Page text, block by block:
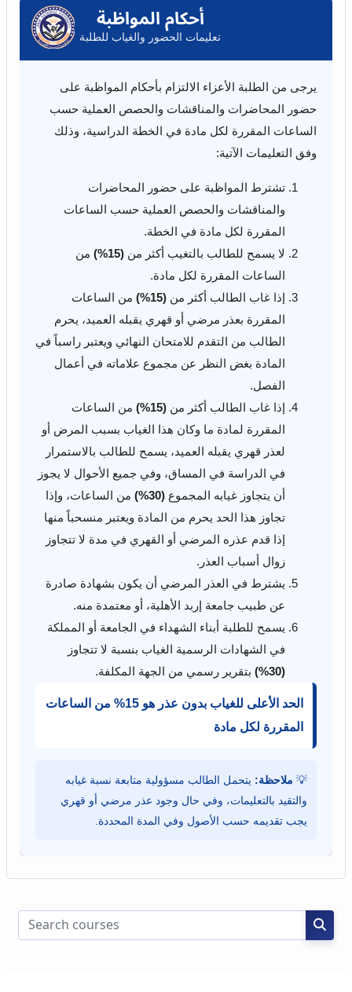
أحكام المواظبة
تعليمات الحضور والغياب للطلبة
يرجى من الطلبة الأعزاء الالتزام بأحكام المواظبة على
حضور المحاضرات والمناقشات والحصص العملية حسب
الساعات المقررة لكل مادة في الخطة الدراسية، وذلك
وفق التعليمات الآتية:
تشترط المواظبة على حضور المحاضرات
والمناقشات والحصص العملية حسب الساعات
المقررة لكل مادة في الخطة.
لا يسمح للطالب بالتغيب أكثر من (15%)
من
الساعات المقررة لكل مادة.
إذا غاب الطالب أكثر من (15%)
من الساعات
المقررة بعذر مرضي أو قهري يقبله العميد، يحرم
الطالب من التقدم للامتحان النهائي ويعتبر راسباً في
المادة بغض النظر عن مجموع علاماته في أعمال
الفصل.
إذا غاب الطالب أكثر من (15%)
من الساعات
المقررة لمادة ما وكان هذا الغياب بسبب المرض أو
لعذر قهري يقبله العميد، يسمح للطالب بالاستمرار
في الدراسة في المساق، وفي جميع الأحوال لا يجوز
أن يتجاوز غيابه المجموع (30%)
من الساعات، وإذا
تجاوز هذا الحد يحرم من المادة ويعتبر منسحباً منها
إذا قدم عذره المرضي أو القهري في مدة لا تتجاوز
زوال أسباب العذر.
يشترط في العذر المرضي أن يكون بشهادة صادرة
عن طبيب جامعة إربد الأهلية، أو معتمدة منه.
يسمح للطلبة أبناء الشهداء في الجامعة أو المملكة
في الشهادات الرسمية الغياب بنسبة لا تتجاوز
(30%)
بتقرير رسمي من الجهة المكلفة.
الحد الأعلى للغياب بدون عذر هو 15% من الساعات
المقررة لكل مادة
💡 ملاحظة: يتحمل الطالب مسؤولية متابعة نسبة غيابه
والتقيد بالتعليمات، وفي حال وجود عذر مرضي أو قهري
يجب تقديمه حسب الأصول وفي المدة المحددة.
Search courses